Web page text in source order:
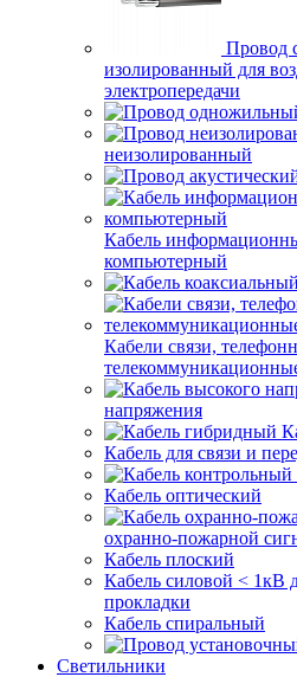
Провод
изолированный для
электропередачи
неизолированный
Кабель
компьютерный
Кабели связи,
напряжения
Кабель для связи и
Кабель оптический
охранно-пожарной
Кабель плоский
Кабель силовой < 1кВ
прокладки
Кабель спиральный
Светильники